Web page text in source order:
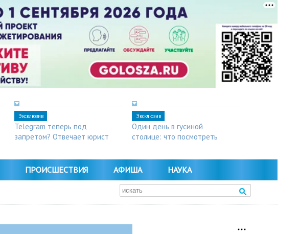
Эксклюзив
Telegram теперь под
запретом? Отвечает юрист
Эксклюзив
Один день в гусиной
столице: что посмотреть
ПРОИСШЕСТВИЯ АФИША НАУКА